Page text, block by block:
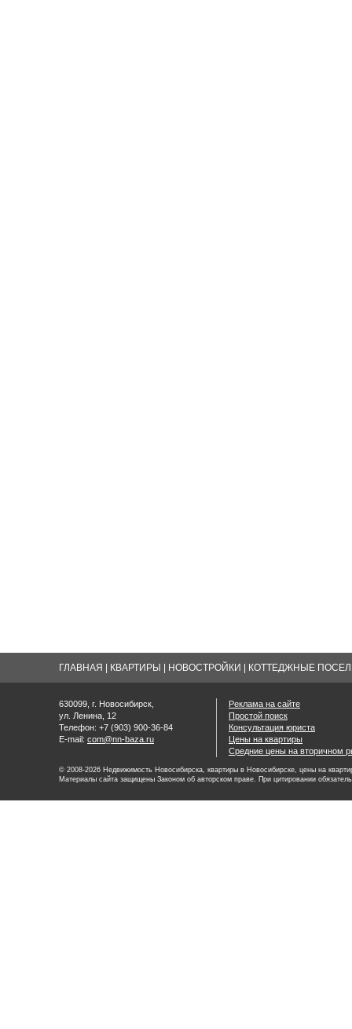
ГЛАВНАЯ КВАРТИРЫ НОВОСТРОЙКИ КОТТЕДЖНЫЕ
630099, г. Новосибирск,
ул. Ленина, 12
Телефон: +7 (903) 900-36-84
E-mail: com@nn-baza.ru
Реклама на сайте
Простой поиск
Консультация юриста
Цены на квартиры
Средние цены на вторичном
© 2008-2026 Недвижимость Новосибирска, квартиры в Новосибирске, цены на
Материалы сайта защищены Законом об авторском праве. При цитировании